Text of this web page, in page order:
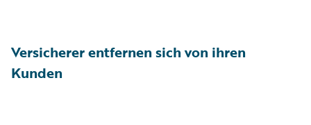
Versicherer entfernen sich von ihren
Kunden